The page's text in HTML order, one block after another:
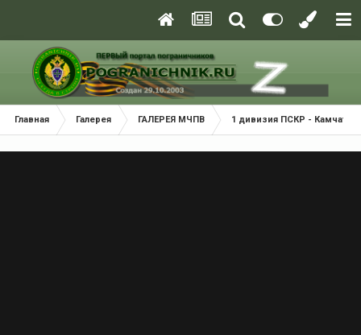
Главная Галерея ГАЛЕРЕЯ МЧПВ 1 дивизия ПСКР - Камчатка